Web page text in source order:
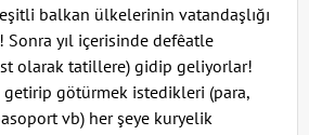
balkan ülkelerinin vatandaşlığı
Sonra yıl içerisinde defêatle
olarak tatillere) gidip geliyorlar!
getirip götürmek istedikleri (para,
vb) her şeye kuryelik